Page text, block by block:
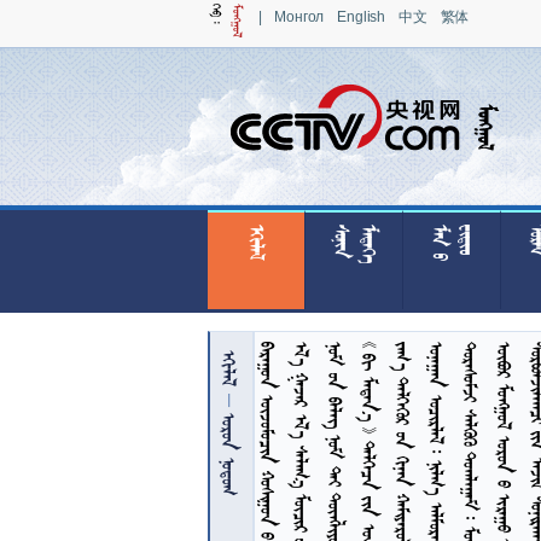
| Монгол English 中文 繁体
 








  







 


             